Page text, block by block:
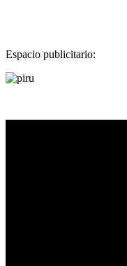
Espacio publicitario: